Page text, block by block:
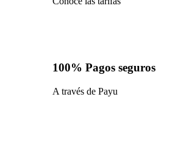
100% Pagos seguros
A través de Payu